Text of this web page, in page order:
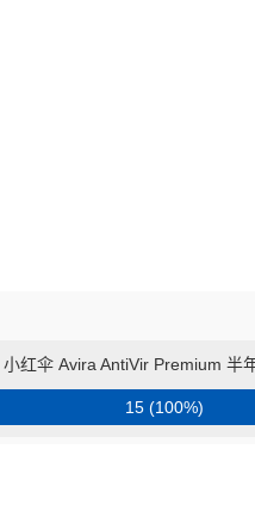
小红伞 Avira AntiVir Premium 半
15 (100%)